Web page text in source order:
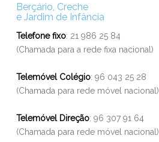
Berçário, Creche
e Jardim de Infância
Telefone fixo: 21 986 25 84
(Chamada para a rede fixa nacional)
Telemóvel Colégio: 96 043 25 28
(Chamada para rede móvel nacional)
Telemóvel Direção: 96 307 91 64
(Chamada para rede móvel nacional)